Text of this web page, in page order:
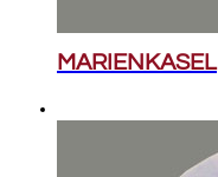
MARIENKASEL